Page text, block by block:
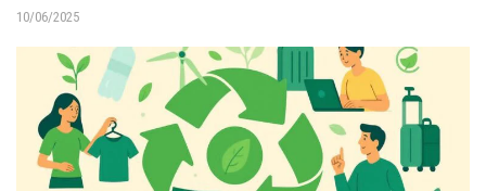
10/06/2025